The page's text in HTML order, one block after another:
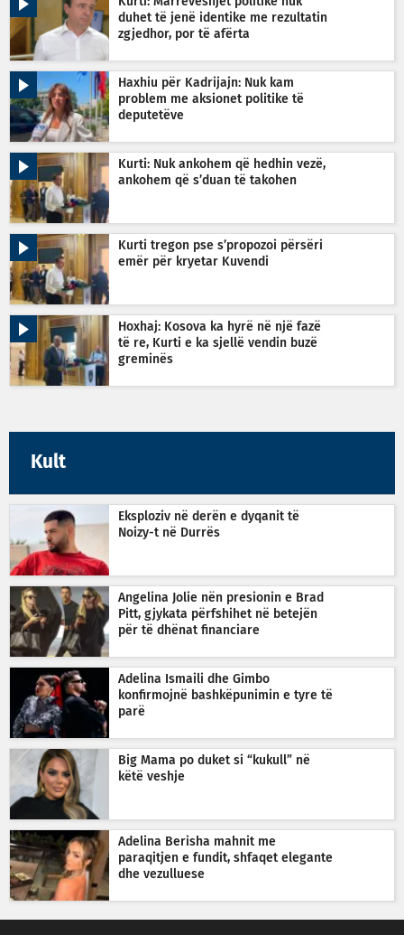
duhet të jenë identike me rezultatin
zgjedhor, por të afërta
Haxhiu për Kadrijajn: Nuk kam
problem me aksionet politike të
deputetëve
Kurti: Nuk ankohem që hedhin vezë,
ankohem që s’duan të takohen
Kurti tregon pse s’propozoi përsëri
emër për kryetar Kuvendi
Hoxhaj: Kosova ka hyrë në një fazë
të re, Kurti e ka sjellë vendin buzë
greminës
Kult
Eksploziv në derën e dyqanit të
Noizy-t në Durrës
Angelina Jolie nën presionin e Brad
Pitt, gjykata përfshihet në betejën
për të dhënat financiare
Adelina Ismaili dhe Gimbo
konfirmojnë bashkëpunimin e tyre të
parë
Big Mama po duket si “kukull” në
këtë veshje
Adelina Berisha mahnit me
paraqitjen e fundit, shfaqet elegante
dhe vezulluese